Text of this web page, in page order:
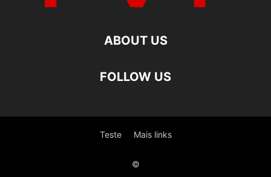
ABOUT US
FOLLOW US
Teste Mais links
©